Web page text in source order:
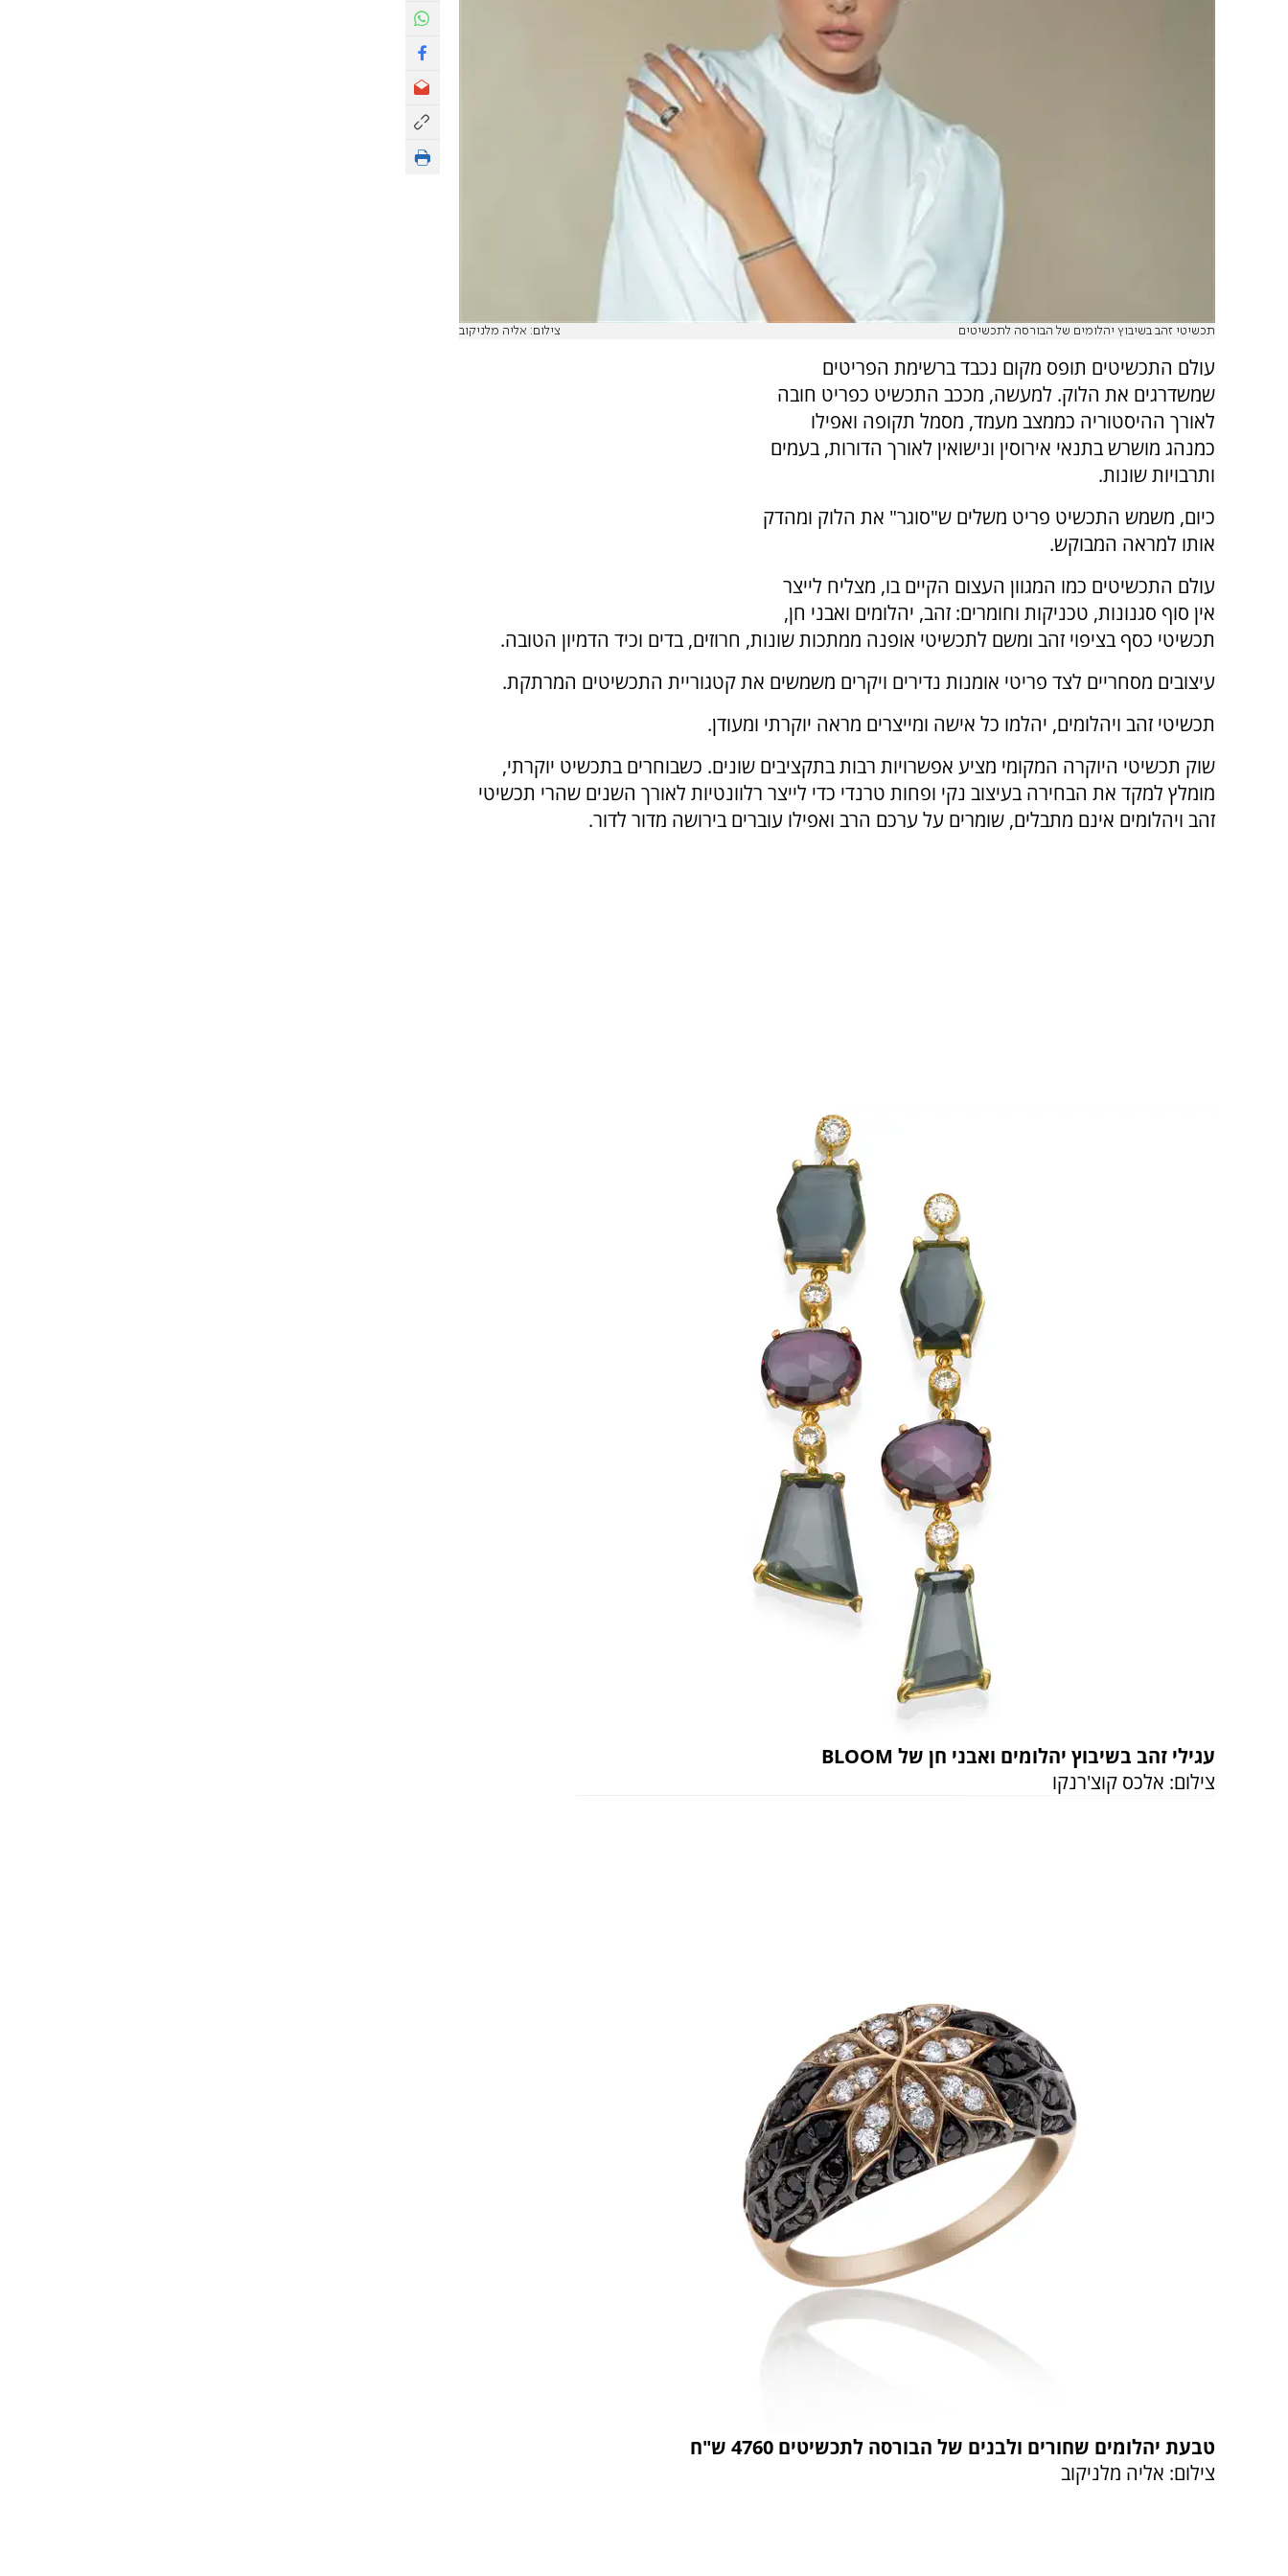
תכשיטי זהב בשיבוץ יהלומים של הבורסה לתכשיטים צילום: אליה מלניקוב
עולם התכשיטים תופס מקום נכבד ברשימת הפריטים
שמשדרגים את הלוק. למעשה, מככב התכשיט כפריט חובה
לאורך ההיסטוריה כממצב מעמד, מסמל תקופה ואפילו
כמנהג מושרש בתנאי אירוסין ונישואין לאורך הדורות, בעמים
ותרבויות שונות.
כיום, משמש התכשיט פריט משלים ש"סוגר" את הלוק ומהדק
אותו למראה המבוקש.
עולם התכשיטים כמו המגוון העצום הקיים בו, מצליח לייצר
אין סוף סגנונות, טכניקות וחומרים: זהב, יהלומים ואבני חן,
תכשיטי כסף בציפוי זהב ומשם לתכשיטי אופנה ממתכות שונות, חרוזים, בדים וכיד הדמיון הטובה.
עיצובים מסחריים לצד פריטי אומנות נדירים ויקרים משמשים את קטגוריית התכשיטים המרתקת.
תכשיטי זהב ויהלומים, יהלמו כל אישה ומייצרים מראה יוקרתי ומעודן.
שוק תכשיטי היוקרה המקומי מציע אפשרויות רבות בתקציבים שונים. כשבוחרים בתכשיט יוקרתי,
מומלץ למקד את הבחירה בעיצוב נקי ופחות טרנדי כדי לייצר רלוונטיות לאורך השנים שהרי תכשיטי
זהב ויהלומים אינם מתבלים, שומרים על ערכם הרב ואפילו עוברים בירושה מדור לדור.
עגילי זהב בשיבוץ יהלומים ואבני חן של BLOOM
צילום: אלכס קוצ'רנקו
טבעת יהלומים שחורים ולבנים של הבורסה לתכשיטים 4760 ש"ח
צילום: אליה מלניקוב